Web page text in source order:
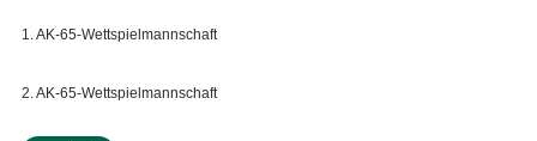
1. AK-65-Wettspielmannschaft
2. AK-65-Wettspielmannschaft